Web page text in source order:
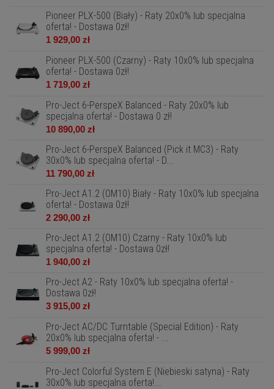
Pioneer PLX-500 (Biały) - Raty 20x0% lub specjalna
oferta! - Dostawa 0zł!
1 929,00 zł
Pioneer PLX-500 (Czarny) - Raty 10x0% lub specjalna
oferta! - Dostawa 0zł!
1 719,00 zł
Pro-Ject 6-PerspeX Balanced - Raty 20x0% lub
specjalna oferta! - Dostawa 0 zł!
10 890,00 zł
Pro-Ject 6-PerspeX Balanced (Pick it MC3) - Raty
30x0% lub specjalna oferta! - D...
11 790,00 zł
Pro-Ject A1.2 (OM10) Biały - Raty 10x0% lub specjalna
oferta! - Dostawa 0zł!
2 290,00 zł
Pro-Ject A1.2 (OM10) Czarny - Raty 10x0% lub
specjalna oferta! - Dostawa 0zł!
1 940,00 zł
Pro-Ject A2 - Raty 10x0% lub specjalna oferta! -
Dostawa 0zł!
3 915,00 zł
Pro-Ject AC/DC Turntable (Special Edition) - Raty
20x0% lub specjalna oferta! - ...
5 999,00 zł
Pro-Ject Colorful System E (Niebieski satyna) - Raty
30x0% lub specjalna oferta!...